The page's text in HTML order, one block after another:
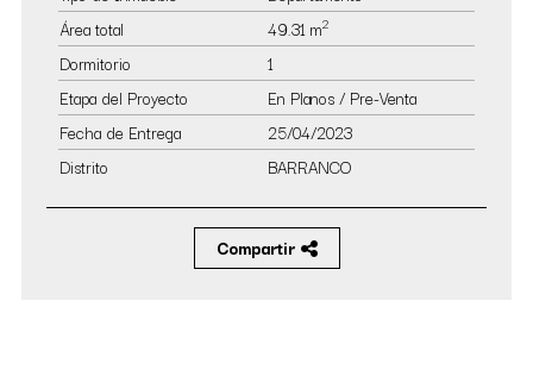
Área total
49.31 m2
Dormitorio
1
Etapa del Proyecto
En Planos / Pre-Venta
Fecha de Entrega
25/04/2023
Distrito
BARRANCO
Compartir